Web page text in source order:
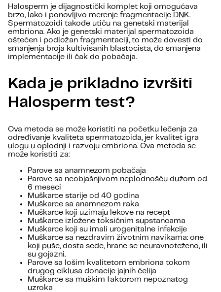
Halosperm je dijagnostički komplet koji omogućava
brzo, lako i ponovljivo merenje fragmentacije DNK.
Spermatozoidi takođe utiču na genetski materijal
embriona. Ako je genetski materijal spermatozoida
oštećen i podložan fragmentaciji, to može dovesti do
smanjenja broja kultivisanih blastocista, do smanjena
implementacije ili čak do pobačaja.
Kada je prikladno izvršiti
Halosperm test?
Ova metoda se može koristiti na početku lečenja za
određivanje kvaliteta spermatozoida, jer kvalitet igra
ulogu u oplodnji i razvoju embriona. Ova metoda se
može koristiti za:
Parove sa anamnezom pobačaja
Parove sa neobjašnjivom neplodnošću dužom od
6 meseci
Muškarce starije od 40 godina
Muškarce sa anamnezom raka
Muškarce koji uzimaju lekove na recept
Muškarce izložene toksičnim supstancama
Muškarce koji su imali urogenitalne infekcije
Muškarce sa nezdravim životnim navikama: one
koji puše, dosta sede, hrane se neuravnoteženo, ili
su gojazni.
Parove sa lošim kvalitetom embriona tokom
drugog ciklusa donacije jajnih ćelija
Muškarce sa muškim faktorom nepoznatog
uzroka